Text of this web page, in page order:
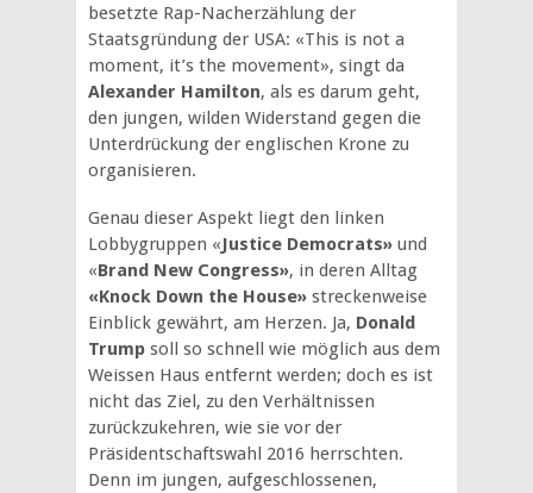
besetzte Rap-Nacherzählung der
Staatsgründung der USA: «This is not a
moment, it’s the movement», singt da
Alexander Hamilton, als es darum geht,
den jungen, wilden Widerstand gegen die
Unterdrückung der englischen Krone zu
organisieren.
Genau dieser Aspekt liegt den linken
Lobbygruppen «Justice Democrats» und
«Brand New Congress», in deren Alltag
«Knock Down the House» streckenweise
Einblick gewährt, am Herzen. Ja, Donald
Trump soll so schnell wie möglich aus dem
Weissen Haus entfernt werden; doch es ist
nicht das Ziel, zu den Verhältnissen
zurückzukehren, wie sie vor der
Präsidentschaftswahl 2016 herrschten.
Denn im jungen, aufgeschlossenen,